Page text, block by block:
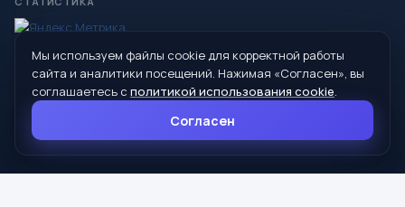
© 2026 Управление образования Администрации МО
Сухой Лог
624800, Свердловская область, г. Сухой Лог, ул. Кирова, дом 7
8 (34373) 4-33-85
Мы используем файлы cookie для корректной работы
сайта и аналитики посещений. Нажимая «Согласен», вы
соглашаетесь с политикой использования cookie.
Согласен